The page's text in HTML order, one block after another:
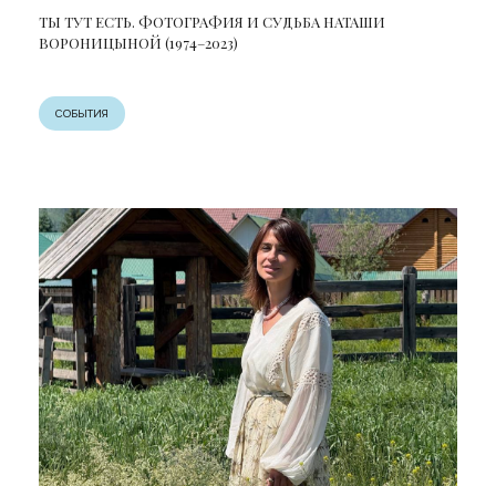
ТЫ ТУТ ЕСТЬ. ФОТОГРАФИЯ И СУДЬБА НАТАШИ
ВОРОНИЦЫНОЙ (1974–2023)
СОБЫТИЯ